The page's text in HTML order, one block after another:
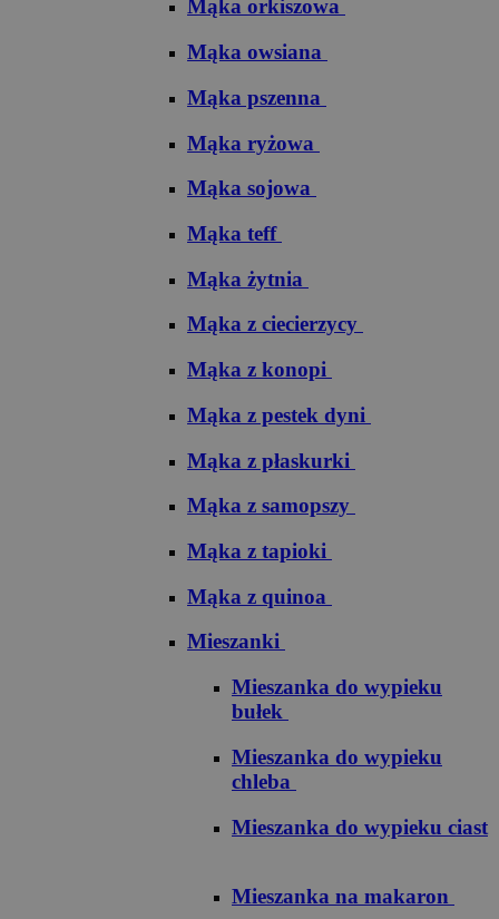
Mąka orkiszowa
Mąka owsiana
Mąka pszenna
Mąka ryżowa
Mąka sojowa
Mąka teff
Mąka żytnia
Mąka z ciecierzycy
Mąka z konopi
Mąka z pestek dyni
Mąka z płaskurki
Mąka z samopszy
Mąka z tapioki
Mąka z quinoa
Mieszanki
Mieszanka do wypieku
bułek
Mieszanka do wypieku
chleba
Mieszanka do wypieku ciast
Mieszanka na makaron